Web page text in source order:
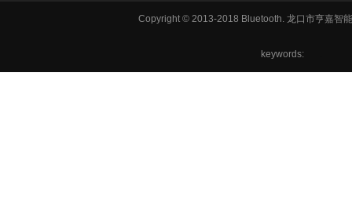
Copyright © 2013-2018 Bluetooth. 龙口市亨嘉智
keywords: